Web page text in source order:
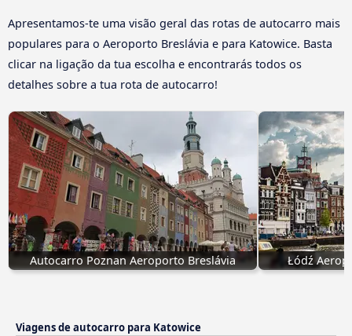
Apresentamos-te uma visão geral das rotas de autocarro mais
populares para o Aeroporto Breslávia e para Katowice. Basta
clicar na ligação da tua escolha e encontrarás todos os
detalhes sobre a tua rota de autocarro!
Autocarro Poznan Aeroporto Breslávia Łódź
Viagens de autocarro para Katowice